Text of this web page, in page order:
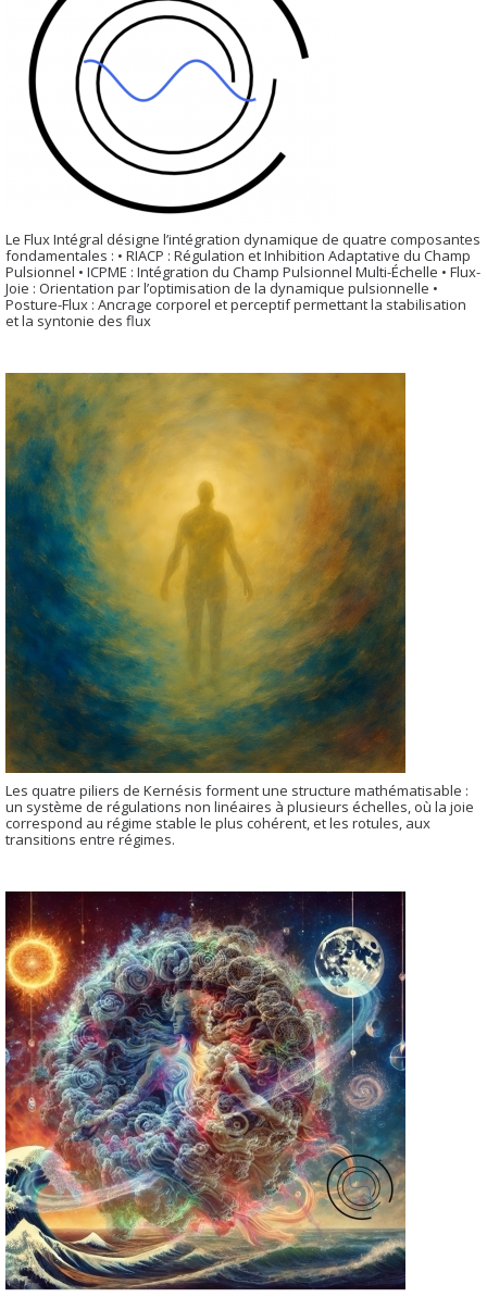
Le Flux Intégral désigne l’intégration dynamique de quatre composantes
fondamentales : • RIACP : Régulation et Inhibition Adaptative du Champ
Pulsionnel • ICPME : Intégration du Champ Pulsionnel Multi-Échelle • Flux-
Joie : Orientation par l’optimisation de la dynamique pulsionnelle •
Posture-Flux : Ancrage corporel et perceptif permettant la stabilisation
et la syntonie des flux
Les quatre piliers de Kernésis forment une structure mathématisable :
un système de régulations non linéaires à plusieurs échelles, où la joie
correspond au régime stable le plus cohérent, et les rotules, aux
transitions entre régimes.